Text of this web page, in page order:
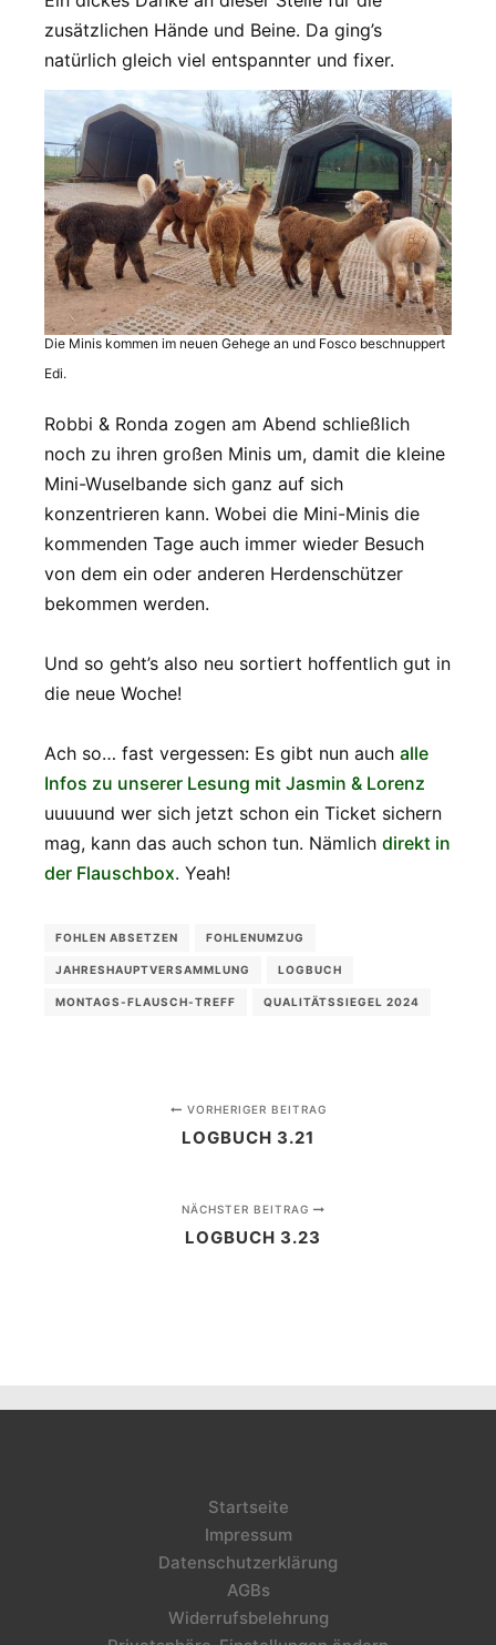
zusätzlichen Hände und Beine. Da ging’s
natürlich gleich viel entspannter und fixer.
Die Minis kommen im neuen Gehege an und Fosco beschnuppert
Edi.
Robbi & Ronda zogen am Abend schließlich
noch zu ihren großen Minis um, damit die kleine
Mini-Wuselbande sich ganz auf sich
konzentrieren kann. Wobei die Mini-Minis die
kommenden Tage auch immer wieder Besuch
von dem ein oder anderen Herdenschützer
bekommen werden.
Und so geht’s also neu sortiert hoffentlich gut in
die neue Woche!
Ach so… fast vergessen: Es gibt nun auch alle
Infos zu unserer Lesung mit Jasmin & Lorenz
uuuuund wer sich jetzt schon ein Ticket sichern
mag, kann das auch schon tun. Nämlich direkt in
der Flauschbox. Yeah!
FOHLEN ABSETZEN FOHLENUMZUG
JAHRESHAUPTVERSAMMLUNG LOGBUCH
MONTAGS-FLAUSCH-TREFF QUALITÄTSSIEGEL 2024
VORHERIGER BEITRAG
LOGBUCH 3.21
NÄCHSTER BEITRAG
LOGBUCH 3.23
Startseite
Impressum
Datenschutzerklärung
AGBs
Widerrufsbelehrung